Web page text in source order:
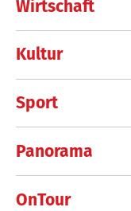
Wirtschaft
Kultur
Sport
Panorama
OnTour